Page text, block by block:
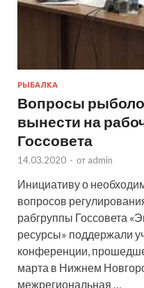
РЫБАЛКА
Вопросы
вынести на
Госсовета
14.03.2020 - от admin
Инициативу о
вопросов
рабгруппы Госсовета
ресурсы» поддержали
конференции,
марта в Нижнем
межрегиональная …